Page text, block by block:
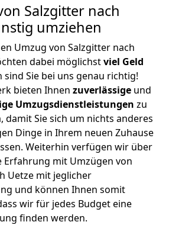
Salzgitter nach
umziehen
Umzug von Salzgitter nach
dabei möglichstviel Geld
sind Sie bei uns genau richtig!
bieten Ihnen zuverlässige und
Umzugsdienstleistungen zu
damit Sie sich um nichts anderes
Dinge in Ihrem neuen Zuhause
Weiterhin verfügen wir über
Erfahrung mit Umzügen von
Uetze mit jeglicher
und können Ihnen somit
wir für jedes Budget eine
finden werden.